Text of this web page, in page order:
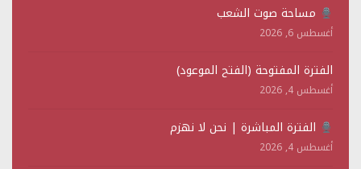
مساحة صوت الشعب
أغسطس 6, 2026
الفترة المفتوحة (الفتح الموعود)
أغسطس 4, 2026
الفترة المباشرة | نحن لا نهزم
أغسطس 4, 2026